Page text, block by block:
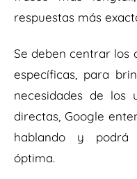
respuestas más
Se deben centrar los
específicas, para
necesidades de los
directas, Google
hablando y podrá
óptima.